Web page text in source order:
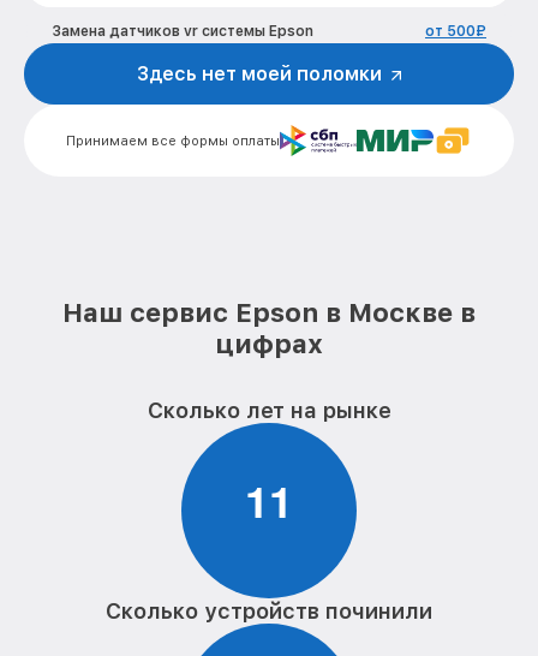
Замена датчиков vr системы Epson от 500₽
Замена камеры позиционирования vr
Корпусный ремонт (замена резинок,
креплений, кнопок) vr системы Epson
от 1000₽
Замена дисплея (экрана) vr системы
Замена микрофона vr системы Epson
Замена контроллера vr системы Epson
Ремонт или замена магнитомера vr
Принимаем все формы оплаты
Здесь нет моей поломки
Наш сервис Epson в Москве в
цифрах
Сколько лет на рынке
11
Сколько устройств починили